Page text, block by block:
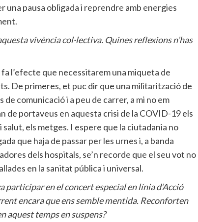
una pausa obligada i reprendre amb energies
vivència col·lectiva. Quines reflexions n’has
l’efecte que necessitarem una miqueta de
De primeres, et puc dir que una militarització de
de comunicació i a peu de carrer, a mi no em
de portaveus en aquesta crisi de la COVID-19 els
els metges. I espere que la ciutadania no
que haja de passar per les urnes i, a banda
dels hospitals, se’n recorde que el seu vot no
en la sanitat pública i universal.
participar en el concert especial en línia d’Acció
encara que ens semble mentida. Reconforten
aquest temps en suspens?